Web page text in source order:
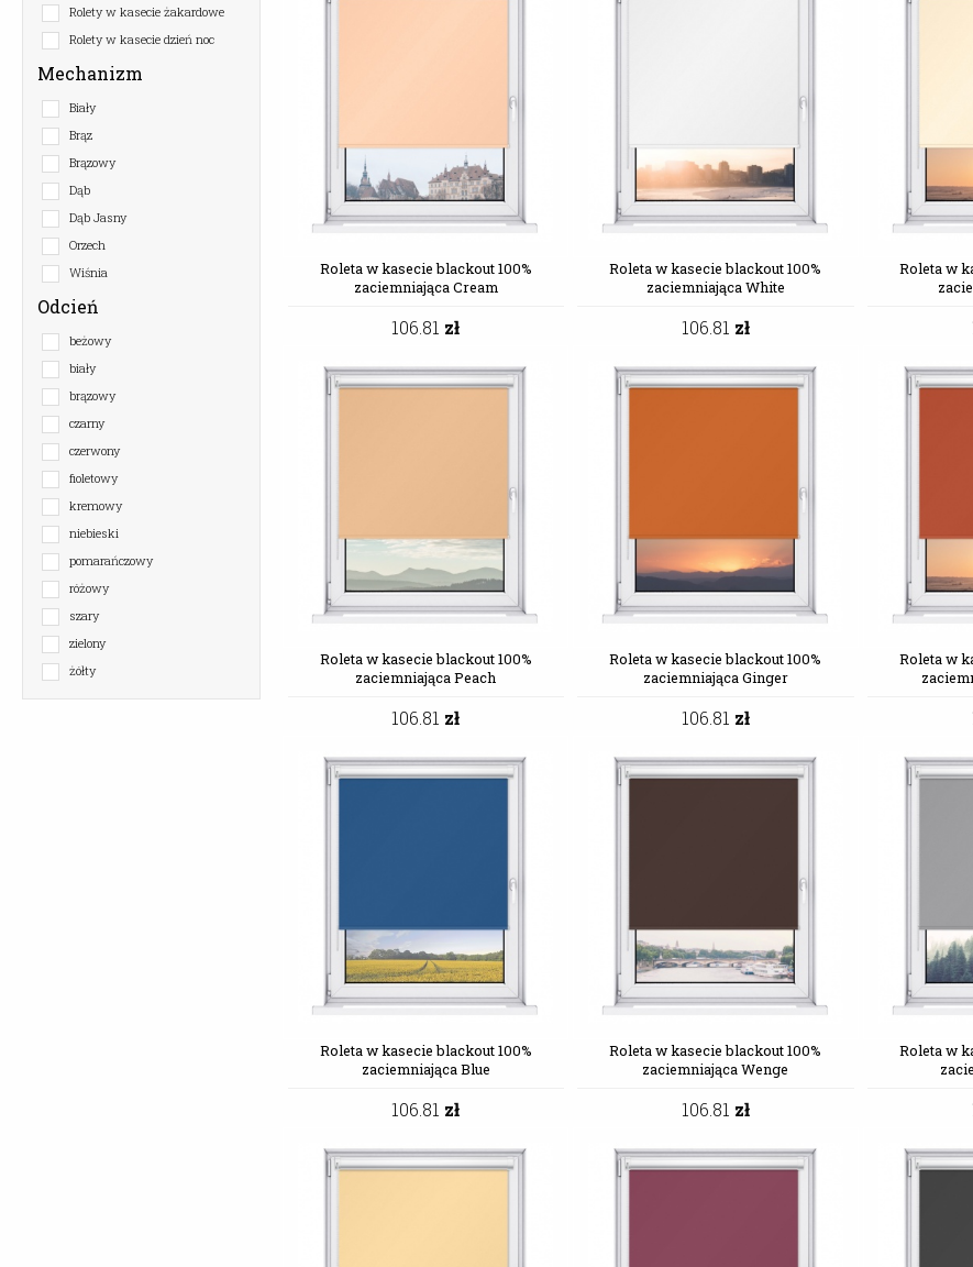
Rolety w kasecie żakardowe
Rolety w kasecie dzień noc
Mechanizm
Biały
Brąz
Brązowy
Dąb
Dąb Jasny
Orzech
Wiśnia
Odcień
beżowy
biały
brązowy
czarny
czerwony
fioletowy
kremowy
niebieski
pomarańczowy
różowy
szary
zielony
żółty